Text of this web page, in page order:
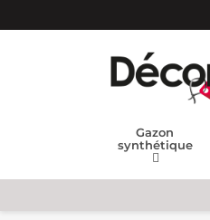
Gazon
synthétique